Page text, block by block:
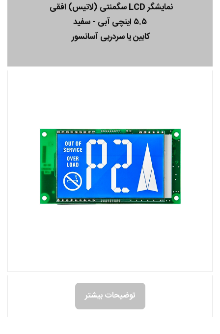
نمایشگر LCD سگمنتی (لاتیس) افقی
۵.۵ اینچی آبی - سفید
کابین یا سردربی آسانسور
توضیحات بیشتر